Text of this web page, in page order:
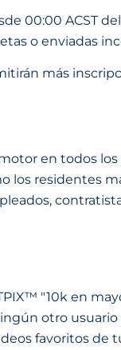
00:00 ACST
o enviadas
más
en todos
los residentes
"10k en
otro usuario
favoritos de